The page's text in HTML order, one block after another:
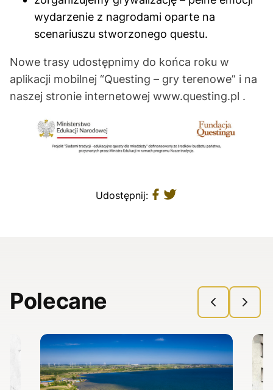
wydarzenie z nagrodami oparte na
scenariuszu stworzonego questu.
Nowe trasy udostępnimy do końca roku w
aplikacji mobilnej “Questing – gry terenowe” i na
naszej stronie internetowej www.questing.pl .
Udostępnij:
Polecane